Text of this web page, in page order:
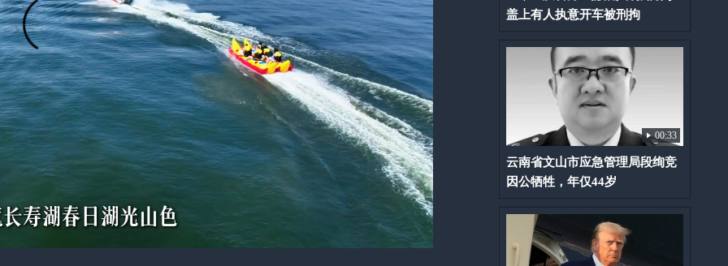
盖上有人执意开车被刑拘
00:33
云南省文山市应急管理局段绚竞
因公牺牲，年仅44岁